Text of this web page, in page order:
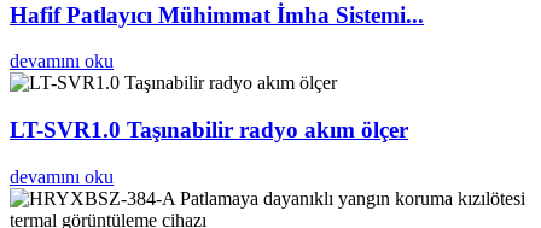
Hafif Patlayıcı Mühimmat İmha Sistemi...
devamını oku
LT-SVR1.0 Taşınabilir radyo akım ölçer
devamını oku